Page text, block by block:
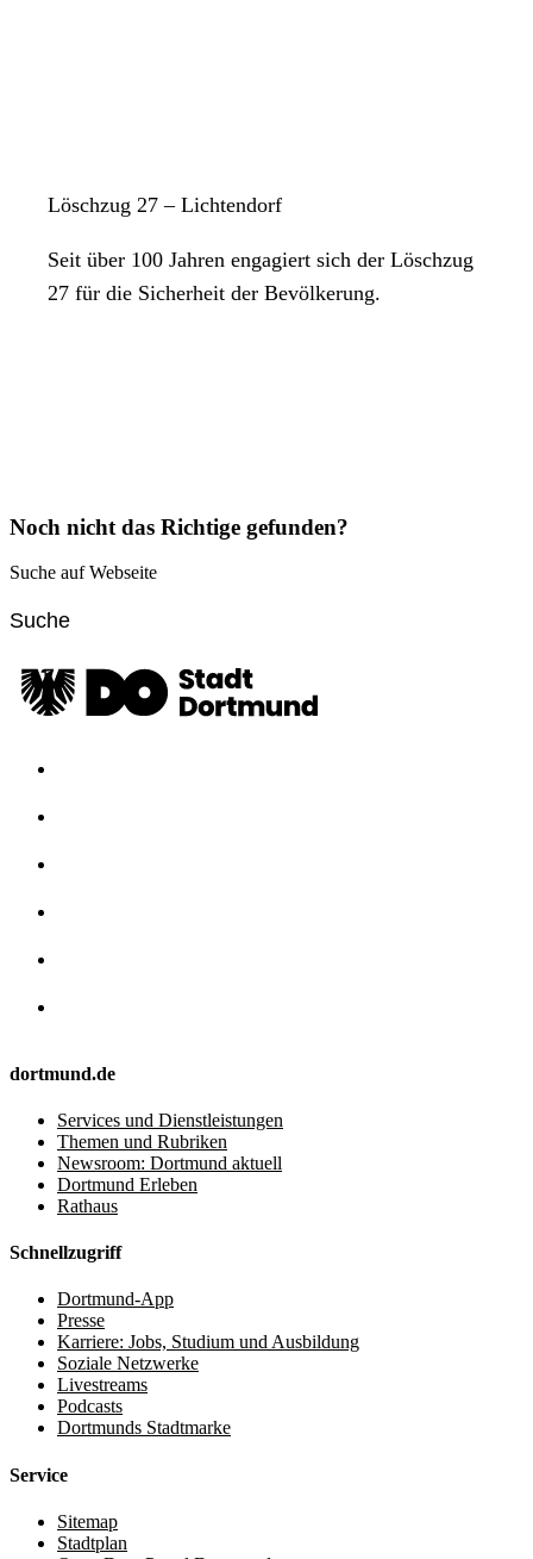
Löschzug 27 – Lichtendorf
Seit über 100 Jahren engagiert sich der Löschzug
27 für die Sicherheit der Bevölkerung.
Noch nicht das Richtige gefunden?
Suche auf Webseite
dortmund.de
Services und Dienstleistungen
Themen und Rubriken
Newsroom: Dortmund aktuell
Dortmund Erleben
Rathaus
Schnellzugriff
Dortmund-App
Presse
Karriere: Jobs, Studium und Ausbildung
Soziale Netzwerke
Livestreams
Podcasts
Dortmunds Stadtmarke
Service
Sitemap
Stadtplan